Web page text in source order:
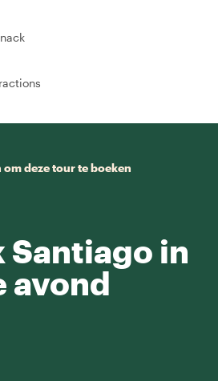
om deze tour te boeken
Santiago in
avond